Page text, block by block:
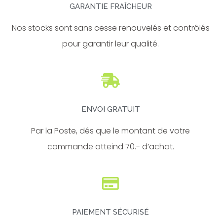
GARANTIE FRAÎCHEUR
Nos stocks sont sans cesse renouvelés et contrôlés
pour garantir leur qualité.
ENVOI GRATUIT
Par la Poste, dés que le montant de votre
commande atteind 70.- d’achat.
PAIEMENT SÉCURISÉ